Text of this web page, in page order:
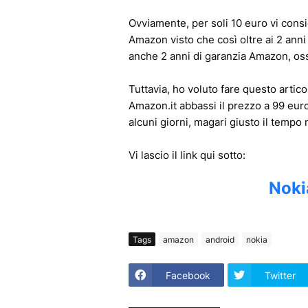
Ovviamente, per soli 10 euro vi
Amazon visto che così oltre ai 2
anche 2 anni di garanzia Amazon,
Tuttavia, ho voluto fare questo
Amazon.it abbassi il prezzo a 99
alcuni giorni, magari giusto il
Vi lascio il link qui sotto:
Tags amazon android nokia
Facebook Twitter